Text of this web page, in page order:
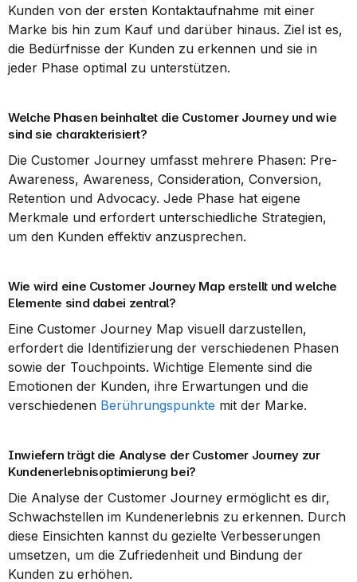
Kunden von der ersten Kontaktaufnahme mit einer
Marke bis hin zum Kauf und darüber hinaus. Ziel ist es,
die Bedürfnisse der Kunden zu erkennen und sie in
jeder Phase optimal zu unterstützen.
Welche Phasen beinhaltet die Customer Journey und wie
sind sie charakterisiert?
Die Customer Journey umfasst mehrere Phasen: Pre-
Awareness, Awareness, Consideration, Conversion,
Retention und Advocacy. Jede Phase hat eigene
Merkmale und erfordert unterschiedliche Strategien,
um den Kunden effektiv anzusprechen.
Wie wird eine Customer Journey Map erstellt und welche
Elemente sind dabei zentral?
Eine Customer Journey Map visuell darzustellen,
erfordert die Identifizierung der verschiedenen Phasen
sowie der Touchpoints. Wichtige Elemente sind die
Emotionen der Kunden, ihre Erwartungen und die
verschiedenen Berührungspunkte mit der Marke.
Inwiefern trägt die Analyse der Customer Journey zur
Kundenerlebnisoptimierung bei?
Die Analyse der Customer Journey ermöglicht es dir,
Schwachstellen im Kundenerlebnis zu erkennen. Durch
diese Einsichten kannst du gezielte Verbesserungen
umsetzen, um die Zufriedenheit und Bindung der
Kunden zu erhöhen.